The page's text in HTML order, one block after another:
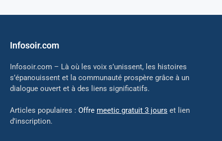
Infosoir.com
Infosoir.com – Là où les voix s’unissent, les histoires
s’épanouissent et la communauté prospère grâce à un
dialogue ouvert et à des liens significatifs.
Articles populaires : Offre meetic gratuit 3 jours et lien
d’inscription.